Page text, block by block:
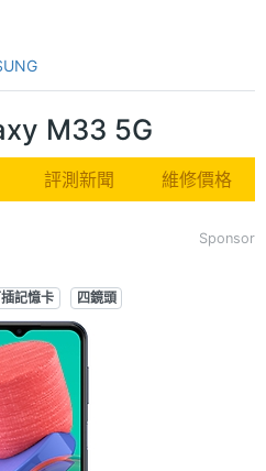
M33 5G
評測新聞 維修價格
Sponsor
記憶卡 四鏡頭